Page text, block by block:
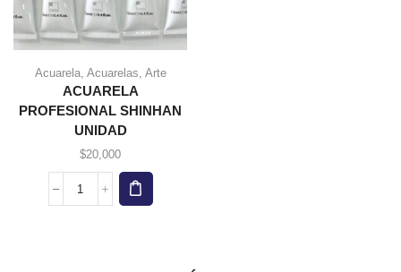
Acuarela, Acuarelas, Arte
ACUARELA
PROFESIONAL SHINHAN
UNIDAD
$20,000
ACUARELA
Este
producto
tiene
múltiples
variantes.
Las
opciones
se